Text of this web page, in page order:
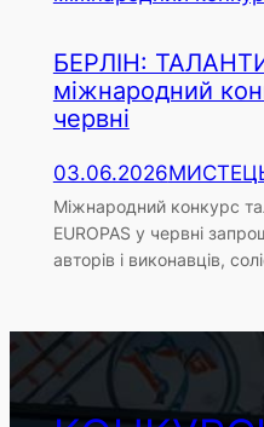
БЕРЛІН:
міжнародний
червні
03.06.2026
Міжнародний конкурс
EUROPAS у червні
авторів і виконавців,